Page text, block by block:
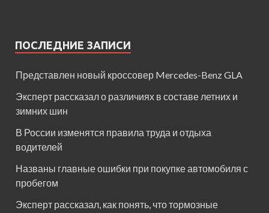
ПОСЛЕДНИЕ ЗАПИСИ
Представлен новый кроссовер Mercedes-Benz GLA
Эксперт рассказал о различиях в составе летних и
зимних шин
В России изменятся правила труда и отдыха
водителей
Названы главные ошибки при покупке автомобиля с
пробегом
Эксперт рассказал, как понять, что тормозные